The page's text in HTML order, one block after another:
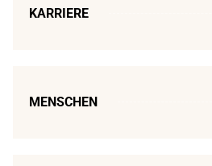
KARRIERE
MENSCHEN